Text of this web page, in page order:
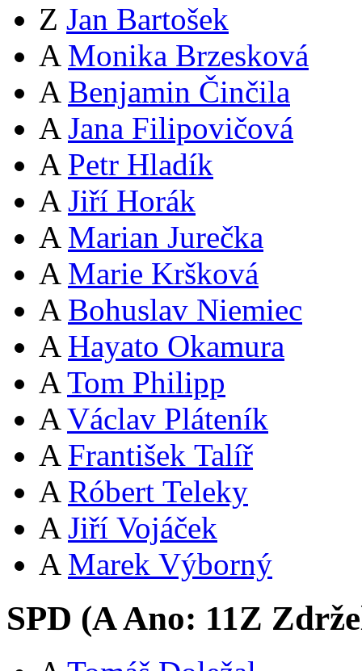
Z Jan Bartošek
A Monika Brzesková
A Benjamin Činčila
A Jana Filipovičová
A Petr Hladík
A Jiří Horák
A Marian Jurečka
A Marie Kršková
A Bohuslav Niemiec
A Hayato Okamura
A Tom Philipp
A Václav Pláteník
A František Talíř
A Róbert Teleky
A Jiří Vojáček
A Marek Výborný
SPD (AAno: 11Z